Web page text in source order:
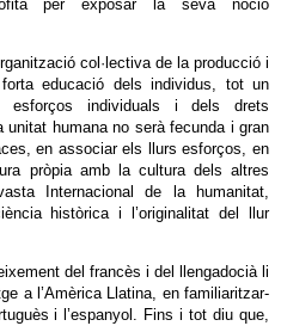
per exposar la seva noció
col·lectiva de la producció i
educació dels individus, tot un
esforços individuals i dels drets
humana no serà fecunda i gran
en associar els llurs esforços, en
pròpia amb la cultura dels altres
Internacional de la humanitat,
històrica i l’originalitat del llur
del francès i del llengadocià li
a l’Amèrica Llatina, en familiaritzar-
i l’espanyol. Fins i tot diu que,